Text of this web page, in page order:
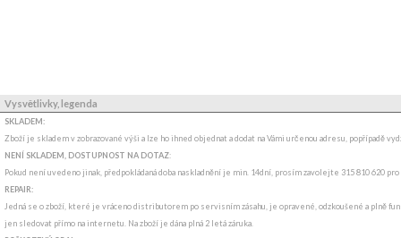
Vysvětlivky, legenda
SKLADEM:
Zboží je skladem v zobrazované výši a lze ho ihned objednat a dodat na Vámi určenou adresu, popřípadě
NENÍ SKLADEM, DOSTUPNOST NA DOTAZ:
Pokud není uvedeno jinak, předpokládaná doba naskladnění je min. 14dní, prosím zavolejte 315 810 620
REPAIR:
Jedná se o zboží, které je vráceno distributorem po servisním zásahu, je opravené, odzkoušené a plně
jen sledovat přímo na internetu. Na zboží je dána plná 2 letá záruka.